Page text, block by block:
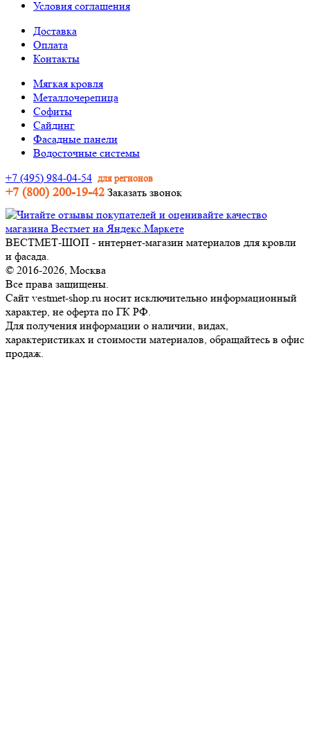
Условия соглашения
Доставка
Оплата
Контакты
Мягкая кровля
Металлочерепица
Софиты
Сайдинг
Фасадные панели
Водосточные системы
+7 (495) 984-04-54 для регионов
+7 (800) 200-19-42 Заказать звонок
ВЕСТМЕТ-ШОП - интернет-магазин материалов для кровли
и фасада.
© 2016-2026, Москва
Все права защищены.
Сайт vestmet-shop.ru носит исключительно информационный
характер, не оферта по ГК РФ.
Для получения информации о наличии, видах,
характеристиках и стоимости материалов, обращайтесь в офис
продаж.